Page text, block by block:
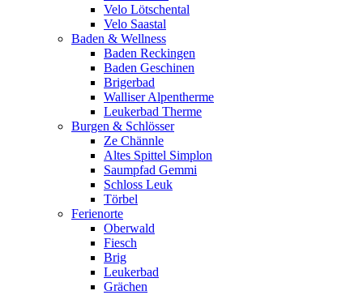
Velo Lötschental
Velo Saastal
Baden & Wellness
Baden Reckingen
Baden Geschinen
Brigerbad
Walliser Alpentherme
Leukerbad Therme
Burgen & Schlösser
Ze Chännle
Altes Spittel Simplon
Saumpfad Gemmi
Schloss Leuk
Törbel
Ferienorte
Oberwald
Fiesch
Brig
Leukerbad
Grächen